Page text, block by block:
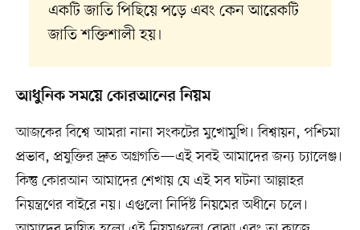
একটি জাতি পিছিয়ে পড়ে এবং কেন আরেকটি
জাতি শক্তিশালী হয়।
আধুনিক সময়ে কোরআনের নিয়ম
আজকের বিশ্বে আমরা নানা সংকটের মুখোমুখি। বিশ্বায়ন, পশ্চিমা
প্রভাব, প্রযুক্তির দ্রুত অগ্রগতি—এই সবই আমাদের জন্য চ্যালেঞ্জ।
কিন্তু কোরআন আমাদের শেখায় যে এই সব ঘটনা আল্লাহর
নিয়ন্ত্রণের বাইরে নয়। এগুলো নির্দিষ্ট নিয়মের অধীনে চলে।